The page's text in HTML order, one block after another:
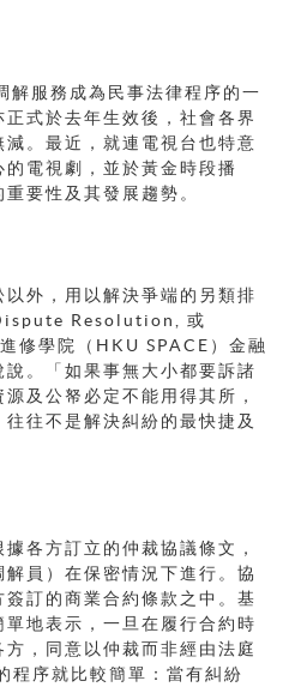
解服務成為民事法律程序的一
式於去年生效後，社會各界
。最近，就連電視台也特意
電視劇，並於黃金時段播
要性及其發展趨勢。
外，用以解決爭端的另類排
Resolution, 或
修學院（HKU SPACE）金融
。「如果事無大小都要訴諸
及公帑必定不能用得其所，
往不是解決糾紛的最快捷及
各方訂立的仲裁協議條文，
員）在保密情況下進行。協
訂的商業合約條款之中。基
地表示，一旦在履行合約時
，同意以仲裁而非經由法庭
程序就比較簡單：當有糾紛